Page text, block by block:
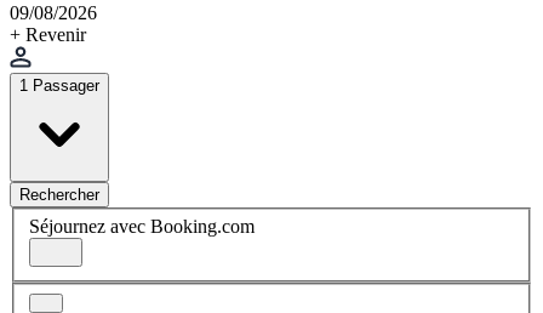
09/08/2026
+ Revenir
1 Passager
Rechercher
Séjournez avec Booking.com